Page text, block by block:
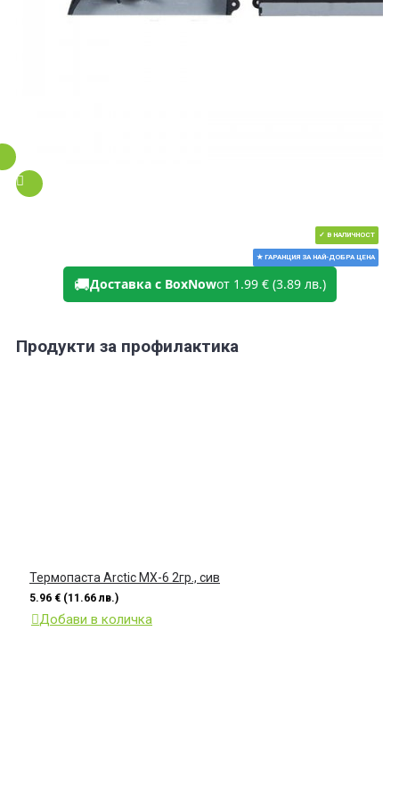
✓ В НАЛИЧНОСТ
★ ГАРАНЦИЯ ЗА НАЙ-ДОБРА ЦЕНА
🚚Доставка с BoxNowот 1.99 € (3.89 лв.)
Продукти за профилактика
Термопаста Arctic MX-6 2гр., сив
5.96 € (11.66 лв.)
Добави в количка